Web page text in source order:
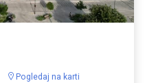
Pogledaj na karti